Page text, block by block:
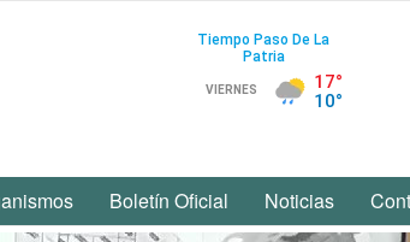
Boletín Oficial Noticias